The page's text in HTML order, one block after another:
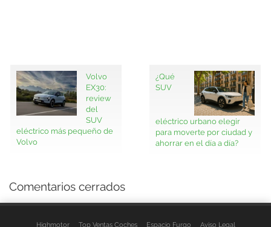
Volvo
EX30:
review
del
SUV
eléctrico más pequeño de
Volvo
¿Qué
SUV
eléctrico urbano elegir
para moverte por ciudad y
ahorrar en el día a día?
Comentarios cerrados
Highmotor Top Ventas Coches Espacio Furgo Aviso Legal